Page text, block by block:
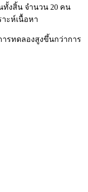
ทั้งสิ้น จำนวน 20 คน
ะห์เนื้อหา
รทดลองสูงขึ้นกว่าการ